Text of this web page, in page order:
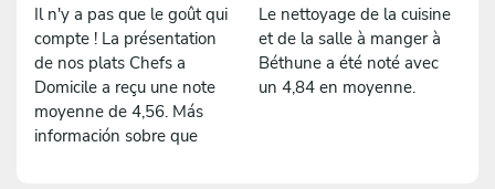
Il n'y a pas que le goût qui
compte ! La présentation
de nos plats Chefs a
Domicile a reçu une note
moyenne de 4,56. Más
información sobre que
Le nettoyage de la cuisine
et de la salle à manger à
Béthune a été noté avec
un 4,84 en moyenne.